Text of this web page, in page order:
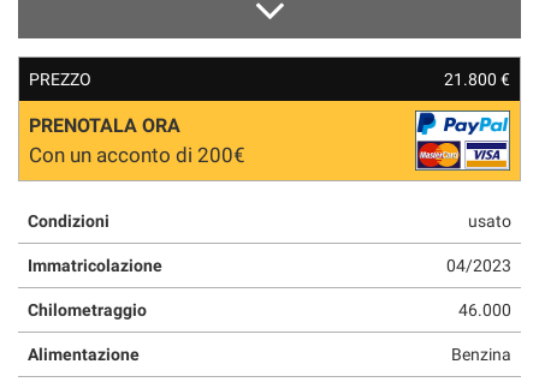
PREZZO 21.800 €
PRENOTALA ORA
Con un acconto di 200€
Condizioni usato
Immatricolazione 04/2023
Chilometraggio 46.000
Alimentazione Benzina